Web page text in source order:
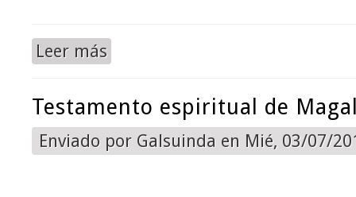
Leer más
Testamento espiritual de
Enviado por Galsuinda en Mié, 03/07/